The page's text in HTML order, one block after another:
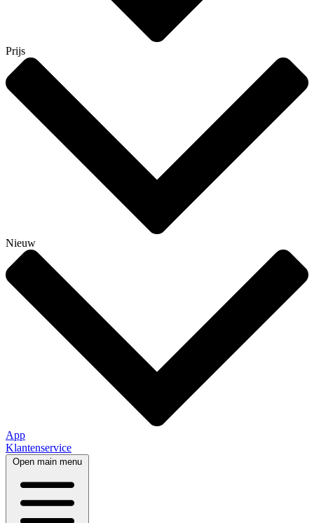
Prijs
Nieuw
App
Klantenservice
Open main menu